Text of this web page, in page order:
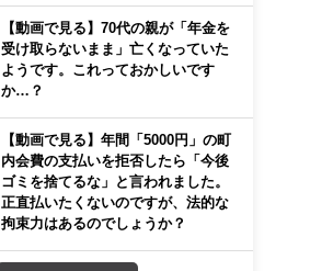
【動画で見る】70代の親が「年金を
受け取らないまま」亡くなっていた
ようです。これっておかしいです
か…？
【動画で見る】年間「5000円」の町
内会費の支払いを拒否したら「今後
ゴミを捨てるな」と言われました。
正直払いたくないのですが、法的な
拘束力はあるのでしょうか？